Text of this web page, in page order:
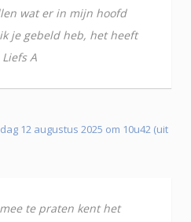
wat er in mijn hoofd
je gebeld heb, het heeft
A
12 augustus 2025 om 10u42 (uit
te praten kent het